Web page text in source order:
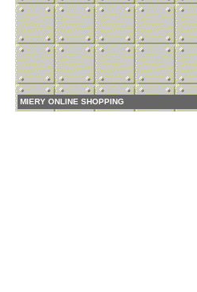
MIERY ONLINE SHOPPING